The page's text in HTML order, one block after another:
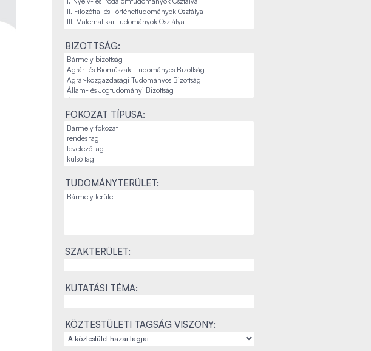
BIZOTTSÁG:
FOKOZAT TÍPUSA:
TUDOMÁNYTERÜLET:
SZAKTERÜLET:
KUTATÁSI TÉMA:
KÖZTESTÜLETI TAGSÁG VISZONY: